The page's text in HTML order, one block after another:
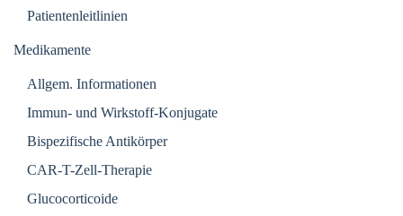
Patientenleitlinien
Medikamente
Allgem. Informationen
Immun- und Wirkstoff-Konjugate
Bispezifische Antikörper
CAR-T-Zell-Therapie
Glucocorticoide